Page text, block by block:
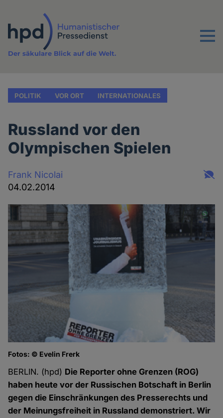
Inhalt
Menu
Der säkulare Blick auf die Welt.
POLITIK VOR ORT INTERNATIONALES
Russland vor den
Olympischen Spielen
Frank Nicolai
04.02.2014
Fotos: © Evelin Frerk
BERLIN. (hpd) Die Reporter ohne Grenzen (ROG)
haben heute vor der Russischen Botschaft in Berlin
gegen die Einschränkungen des Presserechts und
der Meinungsfreiheit in Russland demonstriert. Wir